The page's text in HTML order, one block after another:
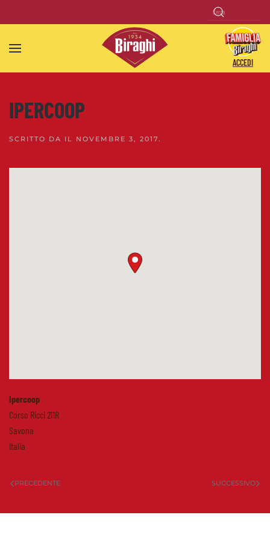
Skip to main content
ACCEDI
IPERCOOP
SCRITTO DA IL NOVEMBRE 3, 2017.
Ipercoop
Corso Ricci 211R
Savona
Italia
PRECEDENTE SUCCESSIVO